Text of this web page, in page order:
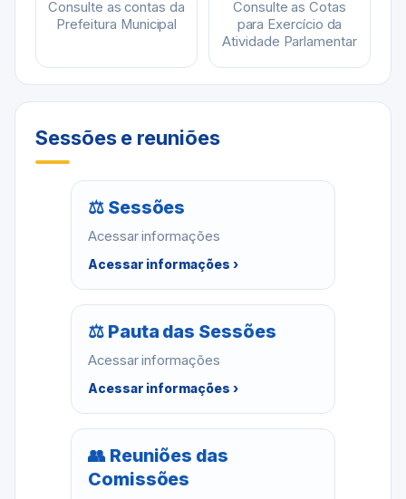
Consulte as contas da
Prefeitura Municipal
Consulte as Cotas
para Exercício da
Atividade Parlamentar
Sessões e reuniões
⚖ Sessões
Acessar informações
Acessar informações ›
⚖ Pauta das Sessões
Acessar informações
Acessar informações ›
👥 Reuniões das
Comissões